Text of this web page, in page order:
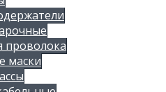
проволока
маски